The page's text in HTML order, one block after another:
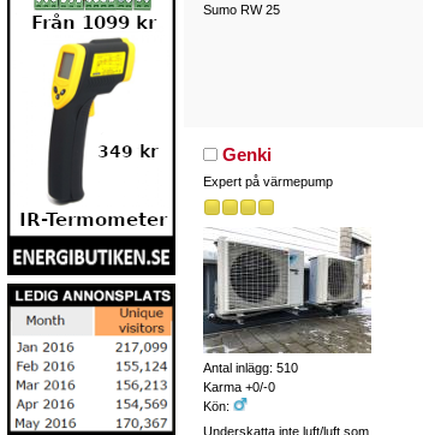
Sumo RW 25
Genki
Expert på värmepump
Antal inlägg: 510
Karma +0/-0
Kön:
Underskatta inte luft/luft som